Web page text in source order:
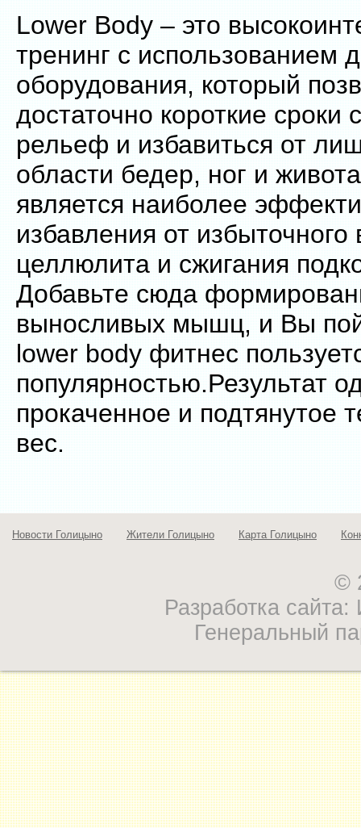
Lower Body – это
тренинг с использованием
оборудования, который
достаточно короткие сроки
рельеф и избавиться от
области бедер, ног и
является наиболее
избавления от
целлюлита и сжигания
Добавьте сюда
выносливых мышц, и Вы
lower body фитнес
популярностью.Результат
прокаченное и подтянутое
вес.
Новости Голицыно Жители Голицыно Карта Голицыно
©
Разработка
Генеральный